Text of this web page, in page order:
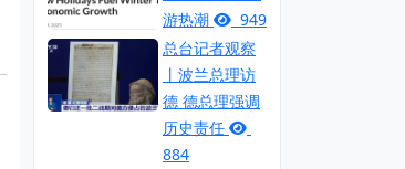
游热潮
949
总台记者观察
丨波兰总理访
德 德总理强调
历史责任
884